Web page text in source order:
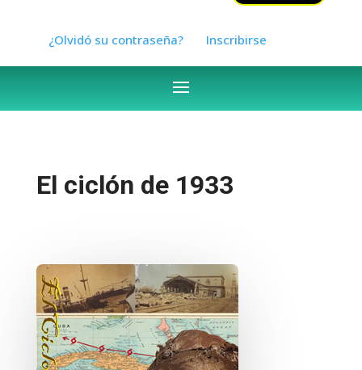
¿Olvidó su contraseña? Inscribirse
El ciclón de 1933